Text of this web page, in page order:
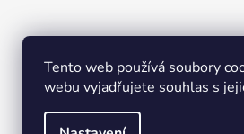
Tento web používá soubory
webu vyjadřujete souhlas s